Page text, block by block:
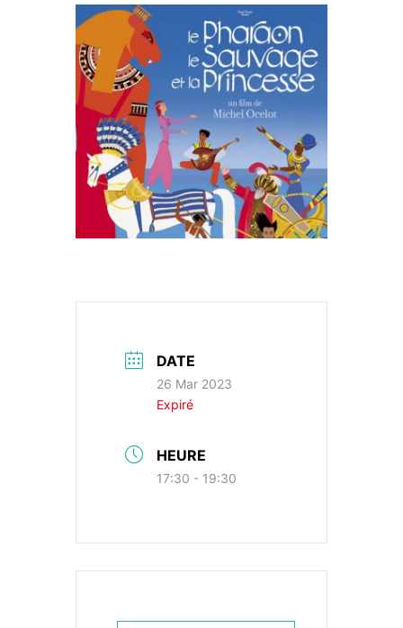
DATE
26 Mar 2023
Expiré
HEURE
17:30 - 19:30